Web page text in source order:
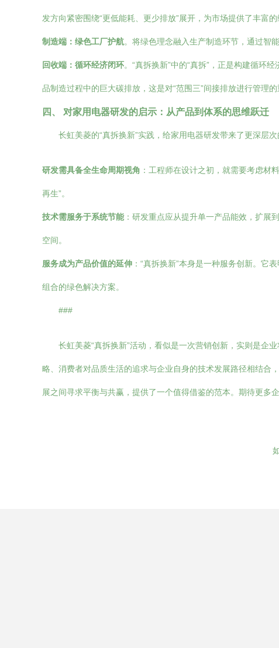
发方向紧密围绕“更低能耗、更少排放”展开，为市场提供了丰富的
制造端：绿色工厂护航。将绿色理念融入生产制造环节，通过智
回收端：循环经济闭环。“真拆换新”中的“真拆”，正是构建循环
品制造过程中的巨大碳排放，这是对“范围三”间接排放进行管理的
四、 对家用电器研发的启示：从产品到体系的思维跃迁
长虹美菱的“真拆换新”实践，给家用电器研发带来了更深层
研发需具备全生命周期视角 ：工程师在设计之初，就需要考虑材
再生”。
技术需服务于系统节能：研发重点应从提升单一产品能效，扩展
空间。
服务成为产品价值的延伸 ：“真拆换新”本身是一种服务创新。它
组合的绿色解决方案。
###
长虹美菱“真拆换新”活动，看似是一次营销创新，实则是企
略、消费者对品质生活的追求与企业自身的技术发展路径相结合
展之间寻求平衡与共赢，提供了一个值得借鉴的范本。期待更多